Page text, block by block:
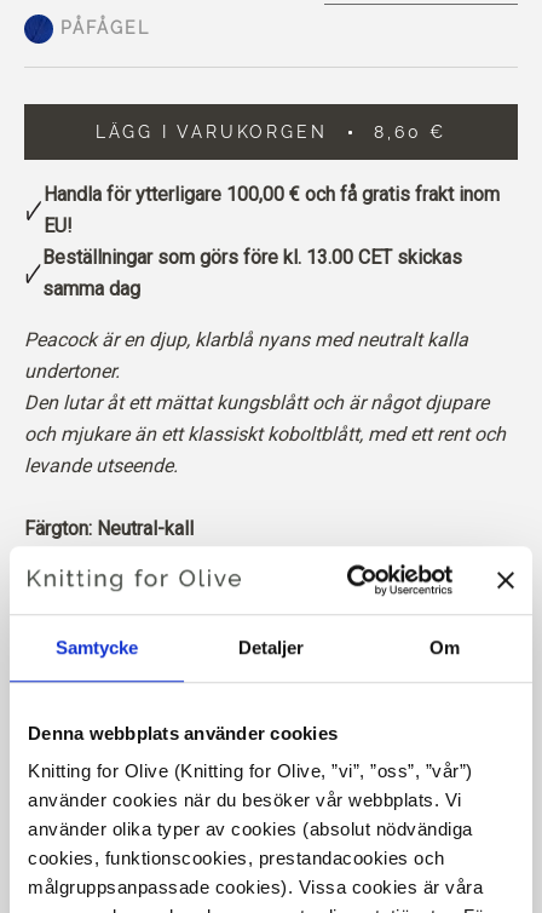
Samtycke Detaljer Om
Denna webbplats använder cookies
Knitting for Olive (Knitting for Olive, ”vi”, ”oss”, ”vår”)
använder cookies när du besöker vår webbplats. Vi
använder olika typer av cookies (absolut nödvändiga
cookies, funktionscookies, prestandacookies och
målgruppsanpassade cookies). Vissa cookies är våra
PÅFÅGEL
LÄGG I VARUKORGEN 8,60 €
Handla för ytterligare 100,00 €och få gratis frakt inom
EU!
Beställningar som görs före kl. 13.00 CET skickas
samma dag
Peacock är en djup, klarblå nyans med neutralt kalla
undertoner.
Den lutar åt ett mättat kungsblått och är något djupare
och mjukare än ett klassiskt koboltblått, med ett rent och
levande utseende.
Färgton: Neutral-kall
Passar även bra för: Äkta vinter och Mörk vinter
Vår merinoull kommer från får som fötts upp i Patagonien,
där mulesing inte förekommer. Ullen kan spåras direkt
exakt vilken gård, vilka bönder och vilka får som har
tillverkat vår ull.
Merinoull har många utmärkta egenskaper. Den är
temperaturreglerande. Det innebär att ullen håller våra
kroppar varma i kallt väder och avger värme i varmt väder,